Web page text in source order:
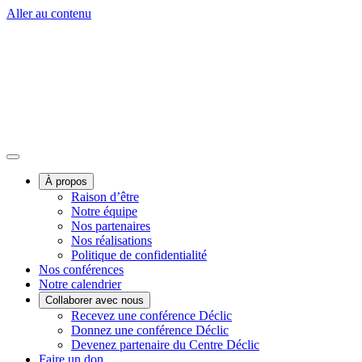
Aller au contenu
À propos
Raison d’être
Notre équipe
Nos partenaires
Nos réalisations
Politique de confidentialité
Nos conférences
Notre calendrier
Collaborer avec nous
Recevez une conférence Déclic
Donnez une conférence Déclic
Devenez partenaire du Centre Déclic
Faire un don